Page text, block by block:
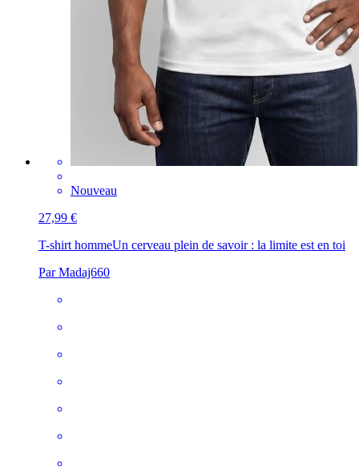
Nouveau
27,99 €
T-shirt hommeUn cerveau plein de savoir : la limite est en toi
Par Madaj660